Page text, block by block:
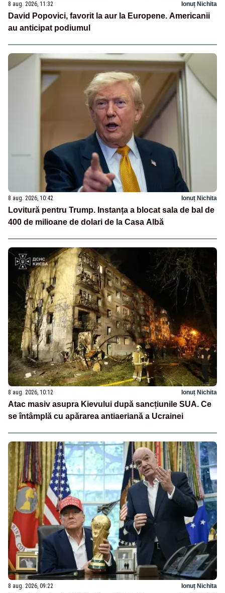
8 aug. 2026, 11:32 Ionuț Nichita
David Popovici, favorit la aur la Europene. Americanii
au anticipat podiumul
8 aug. 2026, 10:42 Ionuț Nichita
Lovitură pentru Trump. Instanța a blocat sala de bal de
400 de milioane de dolari de la Casa Albă
8 aug. 2026, 10:12 Ionuț Nichita
Atac masiv asupra Kievului după sancțiunile SUA. Ce
se întâmplă cu apărarea antiaeriană a Ucrainei
8 aug. 2026, 09:22 Ionuț Nichita